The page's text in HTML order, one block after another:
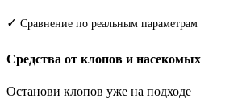
✓ Сравнение по реальным параметрам
Средства от клопов и насекомых
Останови клопов уже на подходе